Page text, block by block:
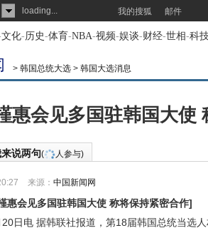
loading... 我的搜狐 邮件
文化-历史-体育-NBA-视频-娱谈-财经-世相-科
> 韩国总统大选 > 韩国大选消息
惠会见多国驻韩国大使
说两句( 人参与)
来源： 中国新闻网
惠会见多国驻韩国大使 称将保持紧密合作]
电 据韩联社报道，第18届韩国总统当选人